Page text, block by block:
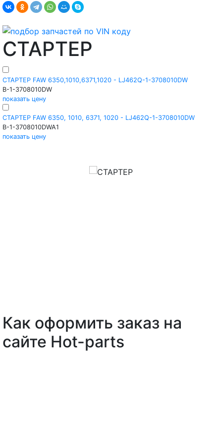
СТАРТЕР
СТАРТЕР FAW 6350,1010,6371,1020 - LJ462Q-1-3708010DW
B-1-3708010DW
показать цену
СТАРТЕР FAW 6350, 1010, 6371, 1020 - LJ462Q-1-3708010DW
B-1-3708010DWA1
показать цену
Как оформить заказ на
сайте Hot-parts